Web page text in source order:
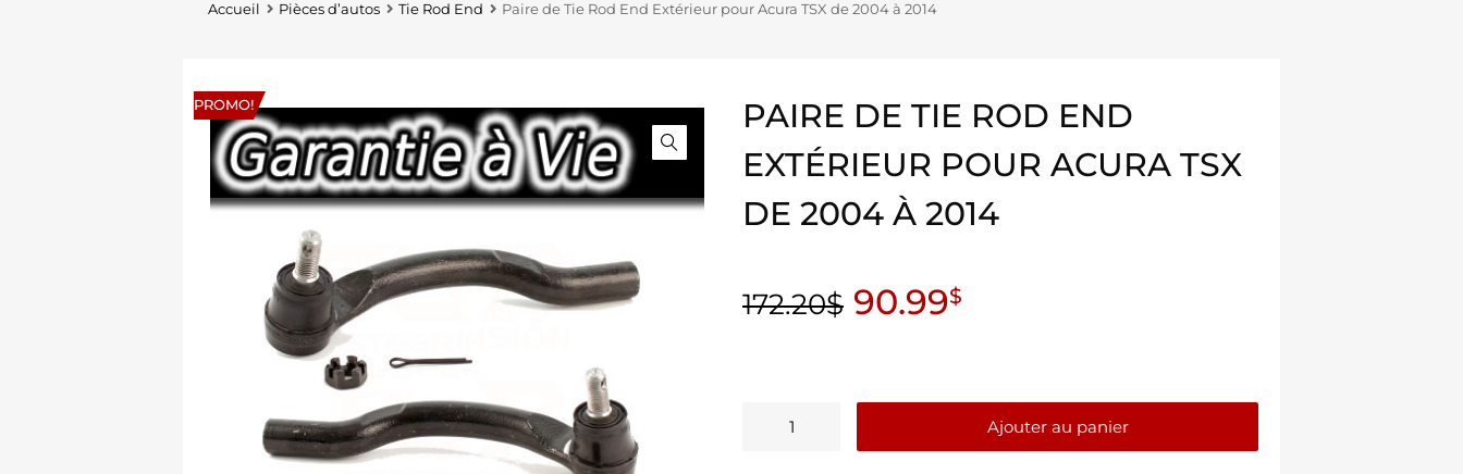
Accueil Pièces d’autos Tie Rod End Paire de Tie Rod End Extérieur pour Acura TSX de 2004 à 2014
PROMO!
PAIRE DE TIE ROD END
EXTÉRIEUR POUR ACURA TSX
DE 2004 À 2014
172.20$ 90.99$
Ajouter au panier